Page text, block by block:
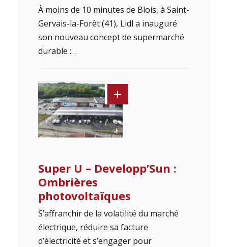
À moins de 10 minutes de Blois, à Saint-
Gervais-la-Forêt (41), Lidl a inauguré
son nouveau concept de supermarché
durable :…
Super U – Developp’Sun :
Ombrières
photovoltaïques
S’affranchir de la volatilité du marché
électrique, réduire sa facture
d’électricité et s’engager pour